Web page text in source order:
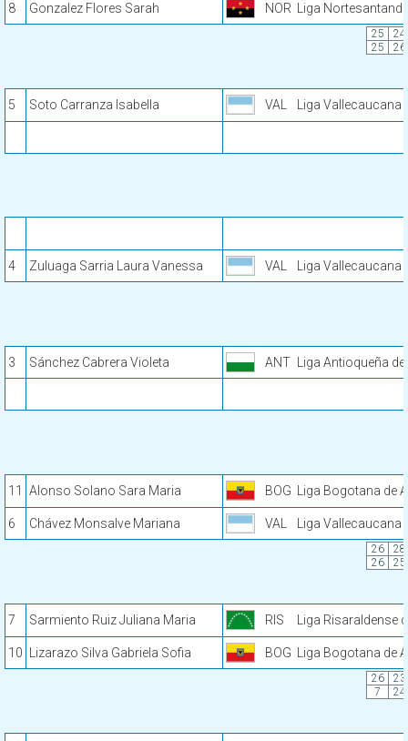
8 Gonzalez Flores Sarah NOR Liga
25
24
25
26
5 Soto Carranza Isabella VAL Liga
4 Zuluaga Sarria Laura Vanessa VAL Liga
3 Sánchez Cabrera Violeta ANT Liga Antioqueña
11 Alonso Solano Sara Maria BOG Liga Bogotana de
6 Chávez Monsalve Mariana VAL Liga
26
28
26
25
7 Sarmiento Ruiz Juliana Maria RIS Liga Risaraldense
10 Lizarazo Silva Gabriela Sofia BOG Liga Bogotana de
26
23
7
24